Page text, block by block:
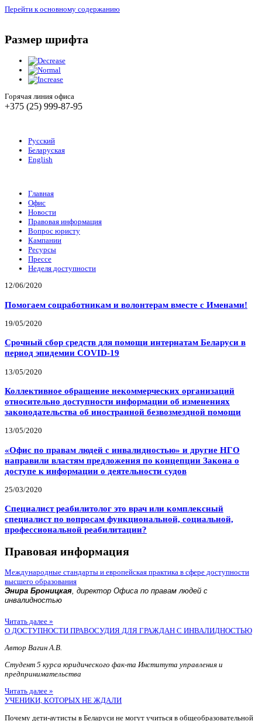
Перейти к основному содержанию
Размер шрифта
Горячая линия офиса
+375 (25) 999-87-95
Русский
Беларуская
English
Главная
Офис
Новости
Правовая информация
Вопрос юристу
Кампании
Ресурсы
Прессе
Неделя доступности
12/06/2020
Помогаем соцработникам и волонтерам вместе с Именами!
19/05/2020
Срочный сбор средств для помощи интернатам Беларуси в
период эпидемии COVID-19
13/05/2020
Коллективное обращение некоммерческих организаций
относительно доступности информации об изменениях
законодательства об иностранной безвозмездной помощи
13/05/2020
«Офис по правам людей с инвалидностью» и другие НГО
направили властям предложения по концепции Закона о
доступе к информации о деятельности судов
25/03/2020
Специалист реабилитолог это врач или комплексный
специалист по вопросам функциональной, социальной,
профессиональной реабилитации?
Правовая информация
Международные стандарты и европейская практика в сфере доступности
высшего образования
Энира Броницкая, директор Офиса по правам людей с
инвалидностью
Читать далее »
О ДОСТУПНОСТИ ПРАВОСУДИЯ ДЛЯ ГРАЖДАН С ИНВАЛИДНОСТЬЮ
Автор Вагин А.В.
Студент 5 курса юридического фак-та Института управления и
предпринимательства
Читать далее »
УЧЕНИКИ, КОТОРЫХ НЕ ЖДАЛИ
Почему дети-аутисты в Беларуси не могут учиться в общеобразовательной